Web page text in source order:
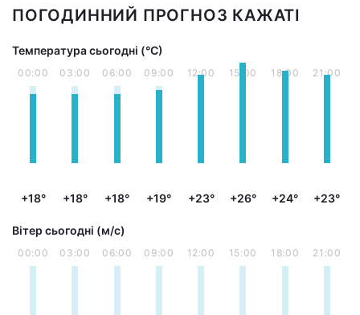
ПОГОДИННИЙ ПРОГНОЗ КАЖАТІ
Температура сьогодні (°С)
00:00
+18°
03:00
+18°
06:00
+18°
09:00
+19°
12:00
+23°
15:00
+26°
18:00
+24°
21:00
+23°
Вітер сьогодні (м/с)
00:00 03:00 06:00 09:00 12:00 15:00 18:00 21:00